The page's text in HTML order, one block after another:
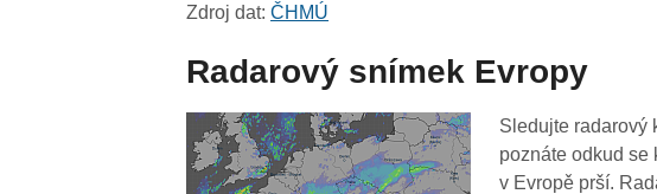
Zdroj dat:ČHMÚ
Radarový snímek Evropy
Sledujte radarový
poznáte odkud se
v Evropě prší.